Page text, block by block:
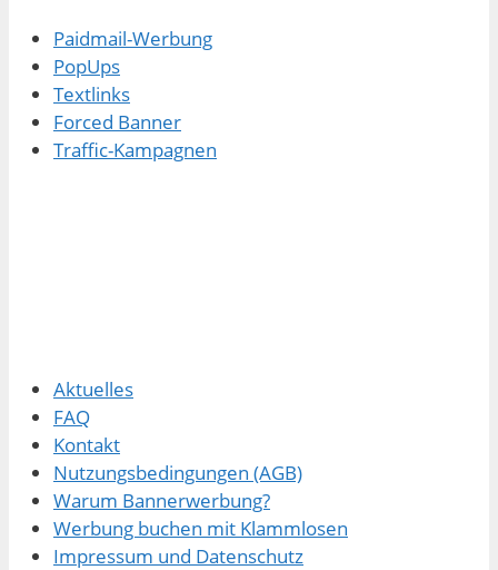
Paidmail-Werbung
PopUps
Textlinks
Forced Banner
Traffic-Kampagnen
Aktuelles
FAQ
Kontakt
Nutzungsbedingungen (AGB)
Warum Bannerwerbung?
Werbung buchen mit Klammlosen
Impressum und Datenschutz